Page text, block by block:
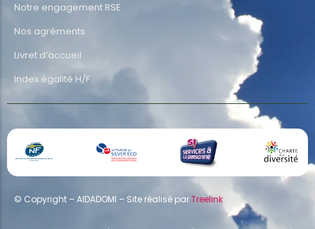
Notre engagement RSE
Nos agréments
Livret d’accueil
Index égalité H/F
© Copyright – AIDADOMI – Site réalisé parTreelink